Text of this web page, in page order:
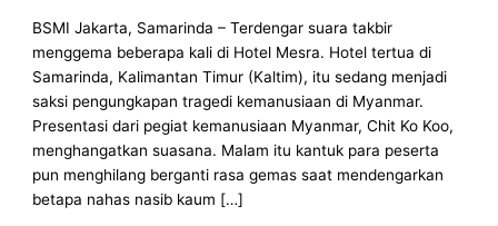
BSMI Jakarta, Samarinda – Terdengar suara takbir
menggema beberapa kali di Hotel Mesra. Hotel tertua di
Samarinda, Kalimantan Timur (Kaltim), itu sedang menjadi
saksi pengungkapan tragedi kemanusiaan di Myanmar.
Presentasi dari pegiat kemanusiaan Myanmar, Chit Ko Koo,
menghangatkan suasana. Malam itu kantuk para peserta
pun menghilang berganti rasa gemas saat mendengarkan
betapa nahas nasib kaum […]